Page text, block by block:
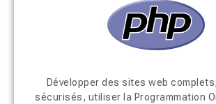
Développer des sites web
sécurisés, utiliser la Programmation